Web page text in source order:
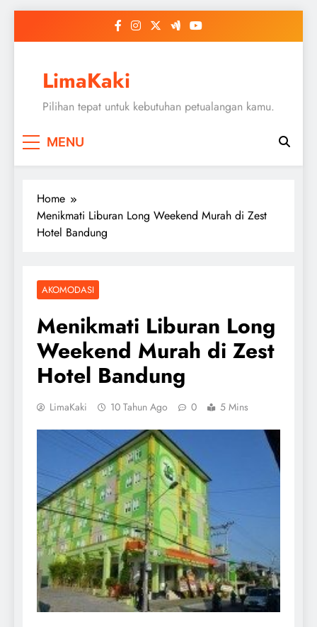
LimaKaki
Pilihan tepat untuk kebutuhan petualangan kamu.
MENU
Home
Menikmati Liburan Long Weekend Murah di Zest
Hotel Bandung
AKOMODASI
Menikmati Liburan Long
Weekend Murah di Zest
Hotel Bandung
LimaKaki 10 Tahun Ago 0 5 Mins